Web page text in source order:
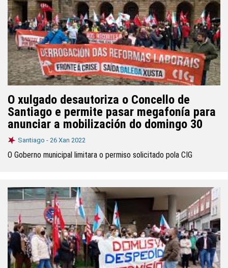
O xulgado desautoriza o Concello de
Santiago e permite pasar megafonía para
anunciar a mobilización do domingo 30
Santiago - 26 Xan 2022
O Goberno municipal limitara o permiso solicitado pola CIG